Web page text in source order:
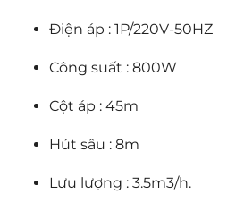
Điện áp : 1P/220V-50HZ
Công suất : 800W
Cột áp : 45m
Hút sâu : 8m
Lưu lượng : 3.5m3/h.